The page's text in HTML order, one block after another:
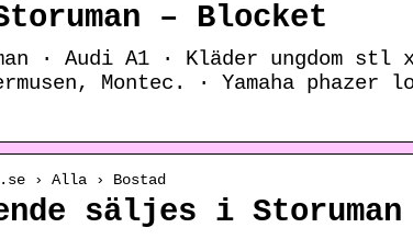
– Blocket
· Audi A1 · Kläder ungdom stl
Montec. · Yamaha phazer
› Alla › Bostad
säljes i